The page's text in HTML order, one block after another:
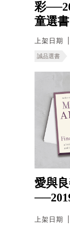
彩
童選書
上架日期
誠品選書
愛與
上架日期